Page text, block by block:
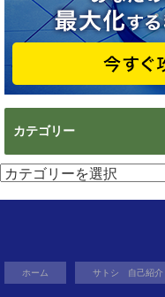
カテゴリー
カ
ホーム サトシ 自己紹介